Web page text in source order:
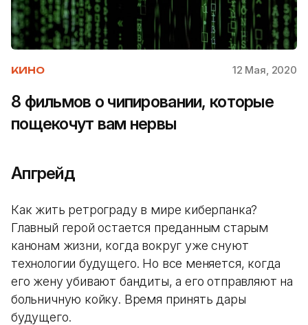
КИНО 12 Мая, 2020
8 фильмов о чипировании, которые
пощекочут вам нервы
Апгрейд
Как жить ретрограду в мире киберпанка?
Главный герой остается преданным старым
канонам жизни, когда вокруг уже снуют
технологии будущего. Но все меняется, когда
его жену убивают бандиты, а его отправляют на
больничную койку. Время принять дары
будущего.